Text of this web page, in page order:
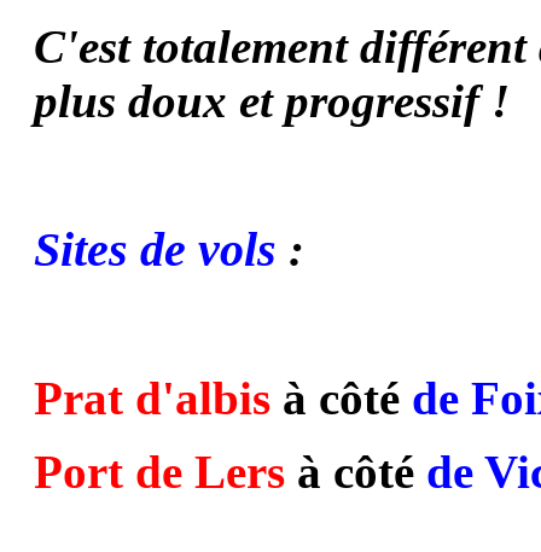
C'est totalement
plus doux et progressif !
Sites de vols :
Prat d'albis à côté de
Port de Lers à côté de